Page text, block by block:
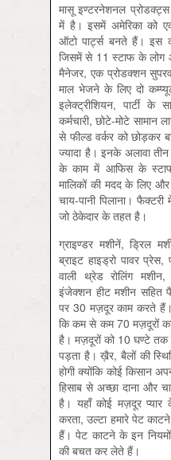
मासू इण्टरनेशनल प्रोडक्ट्स
में है। इसमें अमेरिका को
ऑटो पार्ट्स बनते हैं। इस
जिसमें से 11 स्टाफ के
मैनेजर, एक प्रोडक्शन
माल भेजने के लिए दो
इलेक्ट्रीशियन, पार्टी
कर्मचारी, छोटे-मोटे
से फील्ड वर्कर को छोड़कर
ज्यादा है। इनके अलावा
के काम में आफिस के स्टाफ
मालिकों की मदद के लिए
चाय-पानी पिलाना।
जो ठेकेदार के तहत है।
ग्राइण्डर मशीनें, ड्रिल
ब्राइट हाइड्रो पावर
वाली थ्रेड रोलिंग
इंजेक्शन हीट मशीन सहित
पर 30 मज़दूर काम करते
कि कम से कम 70 मज़दूरों
है। मज़दूरों को 10 घण्टे तक
पड़ता है। ख़ैर, बैलों की
होगी क्योंकि कोई किसान
हिसाब से अच्छा दाना और
है। यहाँ कोई मज़दूर प्यार
करता, उल्टा हमारे पेट
हैं। पेट काटने के इन नियमों
की बचत कर लेते हैं।